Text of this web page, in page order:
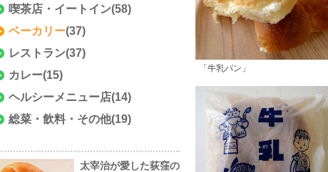
喫茶店・イートイン(58)
ベーカリー(37)
レストラン(37)
カレー(15)
ヘルシーメニュー店(14)
総菜・飲料・その他(19)
太宰治が愛した荻窪の
「牛乳パン」